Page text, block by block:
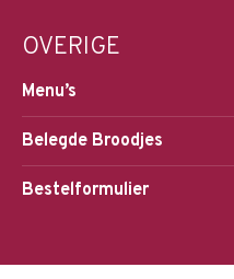
OVERIGE
Menu’s
Belegde Broodjes
Bestelformulier